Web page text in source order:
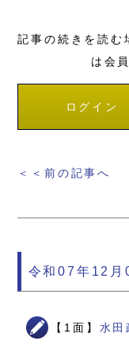
記事の続きを読む
は会
ログイン
＜＜前の記事へ
令和07年12月
【1面】 水